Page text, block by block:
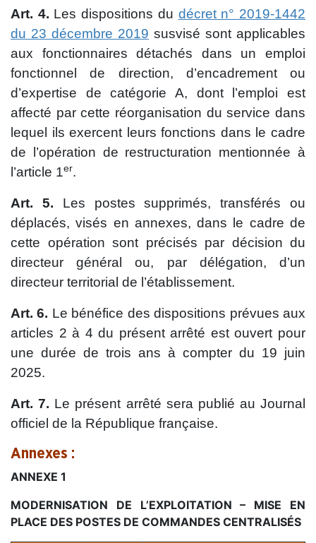
Art. 4. Les dispositions du décret n° 2019-1442
du 23 décembre 2019 susvisé sont applicables
aux fonctionnaires détachés dans un emploi
fonctionnel de direction, d’encadrement ou
d’expertise de catégorie A, dont l’emploi est
affecté par cette réorganisation du service dans
lequel ils exercent leurs fonctions dans le cadre
de l’opération de restructuration mentionnée à
l’article 1er.
Art. 5. Les postes supprimés, transférés ou
déplacés, visés en annexes, dans le cadre de
cette opération sont précisés par décision du
directeur général ou, par délégation, d’un
directeur territorial de l’établissement.
Art. 6. Le bénéfice des dispositions prévues aux
articles 2 à 4 du présent arrêté est ouvert pour
une durée de trois ans à compter du 19 juin
2025.
Art. 7. Le présent arrêté sera publié au Journal
officiel de la République française.
Annexes :
ANNEXE 1
MODERNISATION DE L’EXPLOITATION – MISE EN
PLACE DES POSTES DE COMMANDES CENTRALISÉS